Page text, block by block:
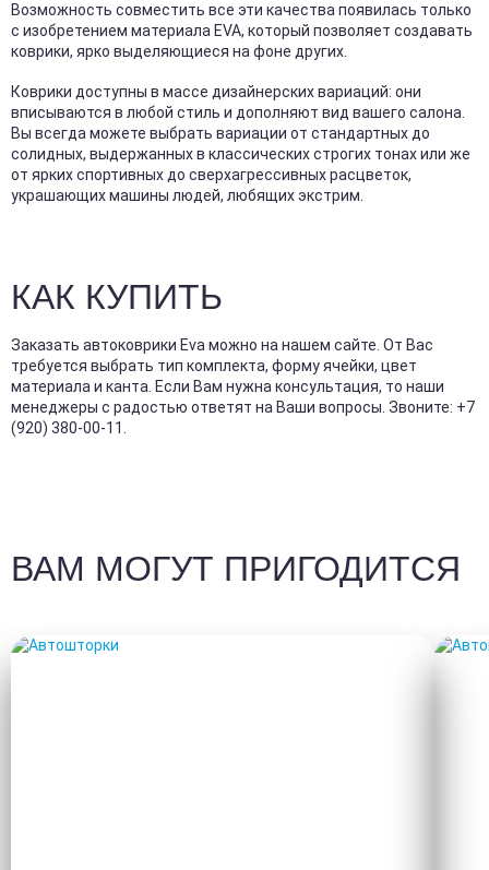
Возможность совместить все эти качества появилась только
с изобретением материала EVA, который позволяет создавать
коврики, ярко выделяющиеся на фоне других.
Коврики доступны в массе дизайнерских вариаций: они
вписываются в любой стиль и дополняют вид вашего салона.
Вы всегда можете выбрать вариации от стандартных до
солидных, выдержанных в классических строгих тонах или же
от ярких спортивных до сверхагрессивных расцветок,
украшающих машины людей, любящих экстрим.
КАК КУПИТЬ
Заказать автоковрики Eva можно на нашем сайте. От Вас
требуется выбрать тип комплекта, форму ячейки, цвет
материала и канта. Если Вам нужна консультация, то наши
менеджеры с радостью ответят на Ваши вопросы. Звоните: +7
(920) 380-00-11.
ВАМ МОГУТ ПРИГОДИТСЯ